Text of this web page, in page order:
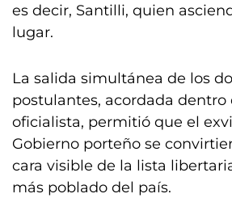
es decir, Santilli, quien
lugar.
La salida simultánea de los
postulantes, acordada dentro
oficialista, permitió que el
Gobierno porteño se
cara visible de la lista
más poblado del país.